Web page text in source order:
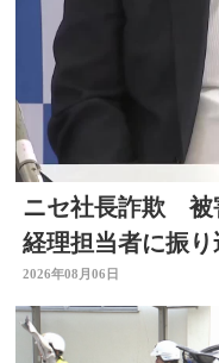
ニセ社長詐欺 被
経理担当者に振
信感 大分
2026年08月06日